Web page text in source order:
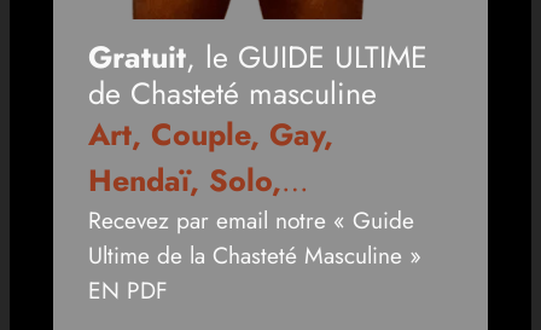
Gratuit, le GUIDE ULTIME
de Chasteté masculine
Art, Couple, Gay,
Hendaï, Solo,…
Recevez par email notre « Guide
Ultime de la Chasteté Masculine »
EN PDF